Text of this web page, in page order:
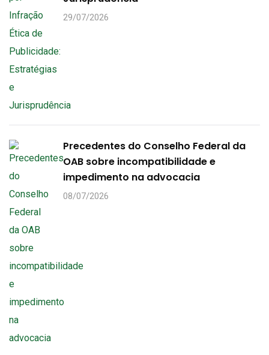
29/07/2026
Precedentes do Conselho Federal da
OAB sobre incompatibilidade e
impedimento na advocacia
08/07/2026